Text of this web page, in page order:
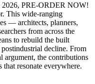
PRE-ORDER NOW!
This wide-ranging
— architects, planners,
from across the
to rebuild the built
decline. From
argument, the contributions
that resonate everywhere.